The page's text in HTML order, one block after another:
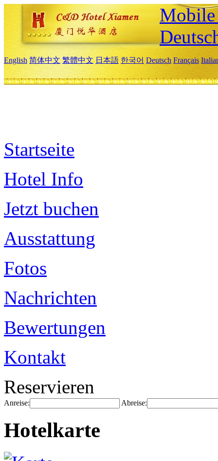
English 简体中文 繁體中文 日本語 한국어 Deutsch Français
Startseite
Hotel Info
Jetzt buchen
Ausstattung
Fotos
Nachrichten
Bewertungen
Kontakt
Reservieren
Anreise: Abreise:
Hotelkarte